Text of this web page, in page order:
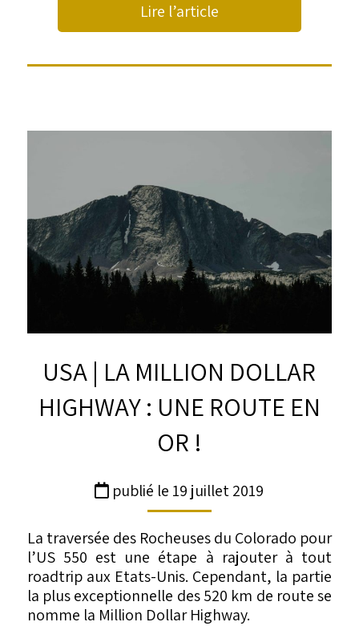
Lire l’article
USA | LA MILLION DOLLAR
HIGHWAY : UNE ROUTE EN
OR !
publié le 19 juillet 2019
La traversée des Rocheuses du Colorado pour
l’US 550 est une étape à rajouter à tout
roadtrip aux Etats-Unis. Cependant, la partie
la plus exceptionnelle des 520 km de route se
nomme la Million Dollar Highway.